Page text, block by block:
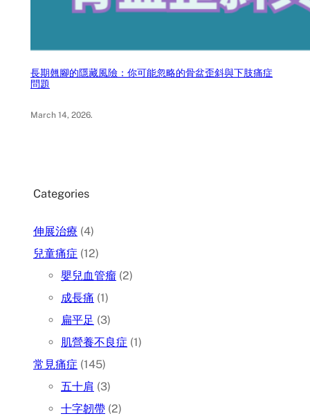
長期翹腳的隱藏風險：你可能忽略的骨盆歪斜與下肢痛症
問題
March 14, 2026.
Categories
伸展治療 (4)
兒童痛症 (12)
嬰兒血管瘤 (2)
成長痛 (1)
扁平足 (3)
肌營養不良症 (1)
常見痛症 (145)
五十肩 (3)
十字韌帶 (2)